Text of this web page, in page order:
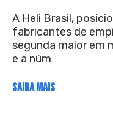
A Heli Brasil,
fabricantes de
segunda maior em
e a núm
SAIBA MAIS